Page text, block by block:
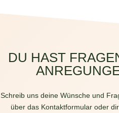
9,52 €.
DU HAST
Schreib uns deine Wünsche und
über das Kontaktformular oder